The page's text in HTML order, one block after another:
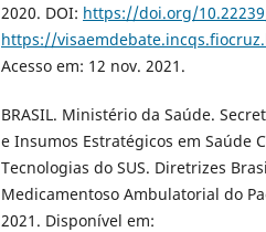
2020. DOI: https://doi.org/
https://
Acesso em: 12 nov. 2021.
BRASIL. Ministério da Saúde.
e Insumos Estratégicos em Saúde
Tecnologias do SUS. Diretrizes
Medicamentoso Ambulatorial do
2021. Disponível em: